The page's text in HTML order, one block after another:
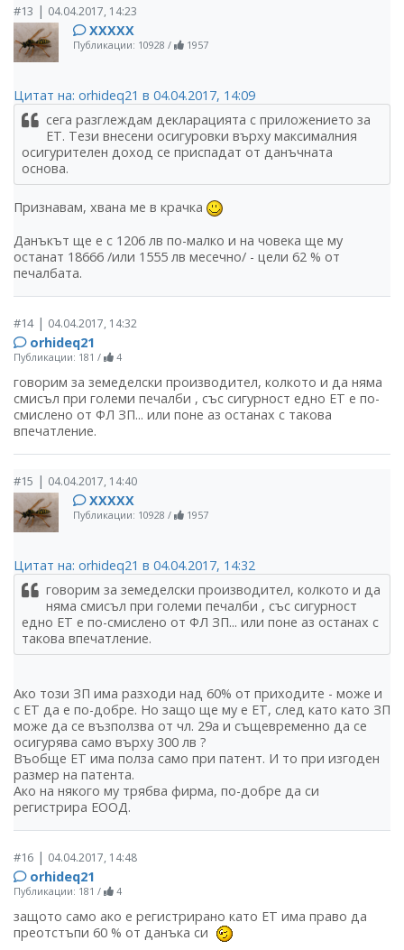
#13 | 04.04.2017, 14:23
ХХХХХ
Публикации: 10928 / 1957
Цитат на: orhideq21 в 04.04.2017, 14:09
сега разглеждам декларацията с приложението за
ЕТ. Тези внесени осигуровки върху максималния
осигурителен доход се приспадат от данъчната
основа.
Признавам, хвана ме в крачка
Данъкът ще е с 1206 лв по-малко и на човека ще му
останат 18666 /или 1555 лв месечно/ - цели 62 % от
печалбата.
#14| 04.04.2017, 14:32
orhideq21
Публикации: 181 / 4
говорим за земеделски производител, колкото и да няма
смисъл при големи печалби , със сигурност едно ЕТ е по-
смислено от ФЛ ЗП... или поне аз останах с такова
впечатление.
#15 | 04.04.2017, 14:40
ХХХХХ
Публикации: 10928 / 1957
Цитат на: orhideq21 в 04.04.2017, 14:32
говорим за земеделски производител, колкото и да
няма смисъл при големи печалби , със сигурност
едно ЕТ е по-смислено от ФЛ ЗП... или поне аз останах с
такова впечатление.
Ако този ЗП има разходи над 60% от приходите - може и
с ЕТ да е по-добре. Но защо ще му е ЕТ, след като като ЗП
може да се възползва от чл. 29а и същевременно да се
осигурява само върху 300 лв ?
Въобще ЕТ има полза само при патент. И то при изгоден
размер на патента.
Ако на някого му трябва фирма, по-добре да си
регистрира ЕООД.
#16 | 04.04.2017, 14:48
orhideq21
Публикации: 181 / 4
защото само ако е регистрирано като ЕТ има право да
преотстъпи 60 % от данъка си